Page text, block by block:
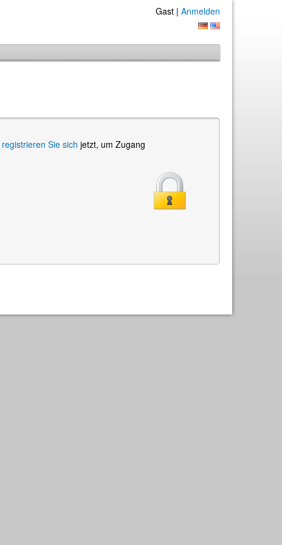
Gast | Anmelden
registrieren Sie sich jetzt, um Zugang